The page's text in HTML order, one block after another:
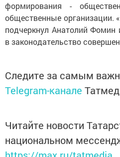
формирования -
общественные
подчеркнул Анатолий Фомин
в законодательство
Следите за самым
Telegram-канале
Читайте новости
национальном